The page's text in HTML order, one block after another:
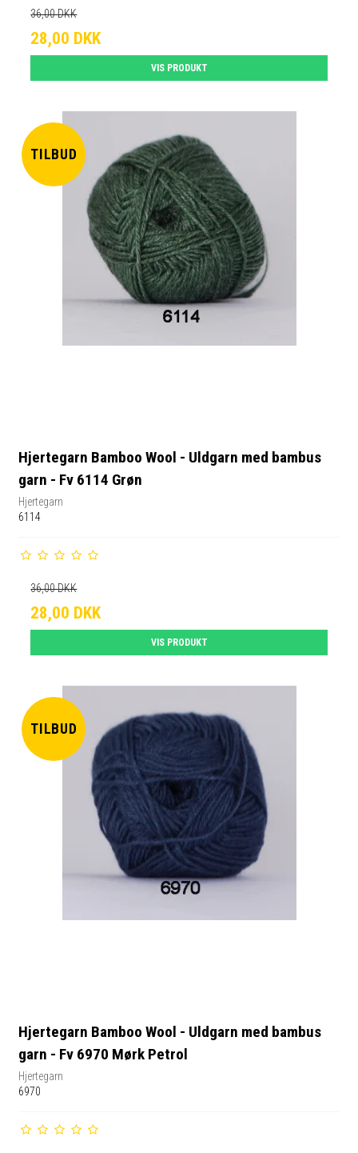
36,00 DKK
28,00 DKK
VIS PRODUKT
TILBUD
Hjertegarn Bamboo Wool - Uldgarn med bambus
garn - Fv 6114 Grøn
Hjertegarn
6114
36,00 DKK
28,00 DKK
VIS PRODUKT
TILBUD
Hjertegarn Bamboo Wool - Uldgarn med bambus
garn - Fv 6970 Mørk Petrol
Hjertegarn
6970